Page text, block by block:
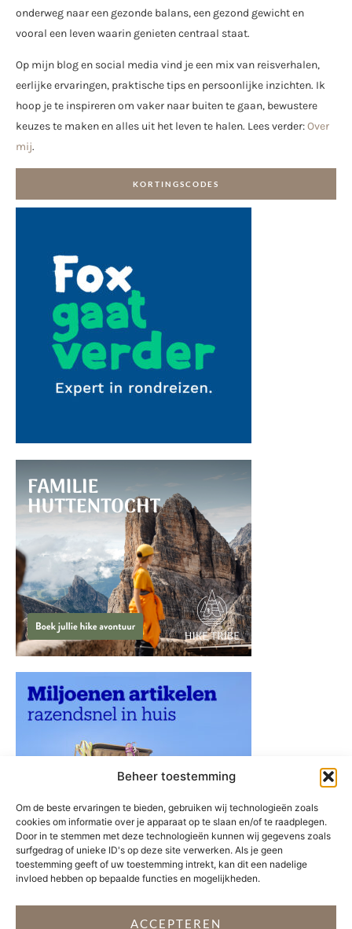
Beheer toestemming
Om de beste ervaringen te bieden, gebruiken wij technologieën zoals
cookies om informatie over je apparaat op te slaan en/of te raadplegen.
Door in te stemmen met deze technologieën kunnen wij gegevens zoals
surfgedrag of unieke ID's op deze site verwerken. Als je geen
toestemming geeft of uw toestemming intrekt, kan dit een nadelige
invloed hebben op bepaalde functies en mogelijkheden.
ACCEPTEREN
onderweg naar een gezonde balans, een gezond gewicht en
vooral een leven waarin genieten centraal staat.
Op mijn blog en social media vind je een mix van reisverhalen,
eerlijke ervaringen, praktische tips en persoonlijke inzichten. Ik
hoop je te inspireren om vaker naar buiten te gaan, bewustere
keuzes te maken en alles uit het leven te halen. Lees verder:Over
mij.
KORTINGSCODES